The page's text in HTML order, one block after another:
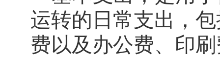
运转的日常支出，
费以及办公费、印